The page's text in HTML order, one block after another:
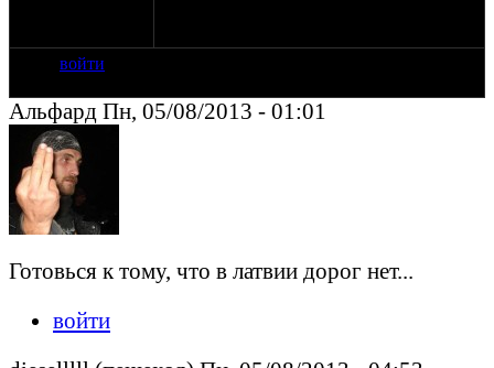
войти
Альфард Пн, 05/08/2013 - 01:01
Готовься к тому, что в латвии дорог нет...
войти